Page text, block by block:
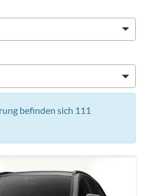
befinden sich 111